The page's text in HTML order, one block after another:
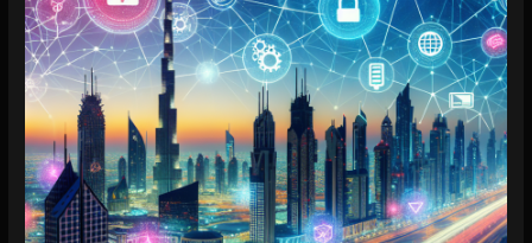
المدينة
العالمية
0 (0)